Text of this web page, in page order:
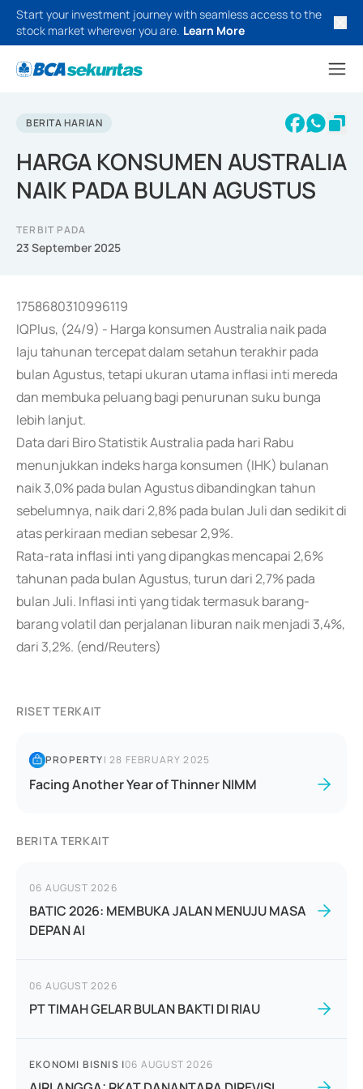
Start your investment journey with seamless access to the
stock market wherever you are. Learn More
BERITA HARIAN
HARGA KONSUMEN AUSTRALIA
NAIK PADA BULAN AGUSTUS
TERBIT PADA
23 September 2025
1758680310996119
IQPlus, (24/9) - Harga konsumen Australia naik pada
laju tahunan tercepat dalam setahun terakhir pada
bulan Agustus, tetapi ukuran utama inflasi inti mereda
dan membuka peluang bagi penurunan suku bunga
lebih lanjut.
Data dari Biro Statistik Australia pada hari Rabu
menunjukkan indeks harga konsumen (IHK) bulanan
naik 3,0% pada bulan Agustus dibandingkan tahun
sebelumnya, naik dari 2,8% pada bulan Juli dan sedikit di
atas perkiraan median sebesar 2,9%.
Rata-rata inflasi inti yang dipangkas mencapai 2,6%
tahunan pada bulan Agustus, turun dari 2,7% pada
bulan Juli. Inflasi inti yang tidak termasuk barang-
barang volatil dan perjalanan liburan naik menjadi 3,4%,
dari 3,2%. (end/Reuters)
RISET TERKAIT
PROPERTY|28 FEBRUARY 2025
Facing Another Year of Thinner NIMM
BERITA TERKAIT
06 AUGUST 2026
BATIC 2026: MEMBUKA JALAN MENUJU MASA
DEPAN AI
06 AUGUST 2026
PT TIMAH GELAR BULAN BAKTI DI RIAU
EKONOMI BISNIS |06 AUGUST 2026